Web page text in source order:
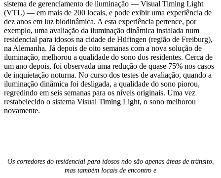
sistema de gerenciamento de iluminação — Visual Timing Light
(VTL) — em mais de 200 locais, e pode exibir uma experiência de
dez anos em luz biodinâmica. A esta experiência pertence, por
exemplo, uma avaliação da iluminação dinâmica instalada num
residencial para idosos na cidade de Hüfingen (região de Freiburg),
na Alemanha. Já depois de oito semanas com a nova solução de
iluminação, melhorou a qualidade do sono dos residentes. Cerca de
um ano depois, foi observada uma redução de quase 75% nos casos
de inquietação noturna. No curso dos testes de avaliação, quando a
iluminação dinâmica foi desligada, a qualidade do sono piorou,
regredindo em seis semanas para os níveis originais. Uma vez
restabelecido o sistema Visual Timing Light, o sono melhorou
novamente.
Os corredores do residencial para idosos não são apenas áreas de trânsito,
mas também locais de encontro e